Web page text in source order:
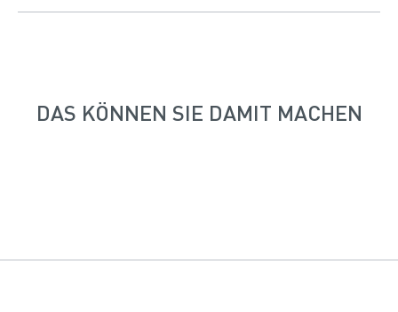
DAS KÖNNEN SIE DAMIT MACHEN